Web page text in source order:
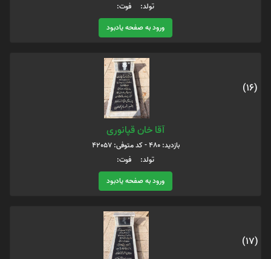
تولد: فوت:
ورود به صفحه یادبود
(16)
آقا خان قپانوری
بازدید: 480 - کد متوفی: 42057
تولد: فوت:
ورود به صفحه یادبود
(17)